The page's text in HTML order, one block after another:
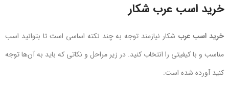
خرید اسب عرب شکار
خرید اسب عرب شکار نیازمند توجه به چند نکته اساسی است تا بتوانید اسب
مناسب و با کیفیتی را انتخاب کنید. در زیر مراحل و نکاتی که باید به آن‌ها توجه
کنید آورده شده است: